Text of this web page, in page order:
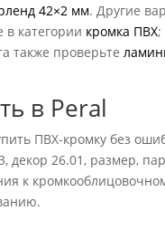
42×2 мм. Другие
в категории кромка ПВХ;
также проверьте
в Peral
ПВХ-кромку без
декор 26.01, размер,
к